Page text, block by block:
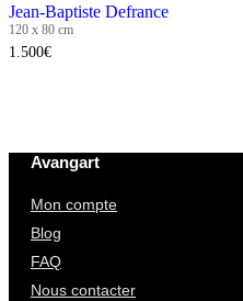
Jean-Baptiste Defrance
120 x 80 cm
1.500€
Avangart
Mon compte
Blog
FAQ
Nous contacter